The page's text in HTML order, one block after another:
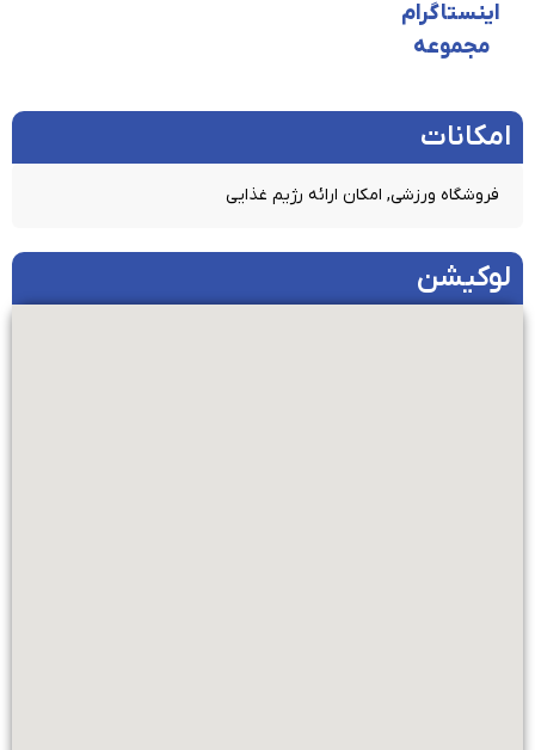
اینستاگرام
مجموعه
امکانات​
فروشگاه ورزشی, امکان ارائه رژیم غذایی
لوکیشن